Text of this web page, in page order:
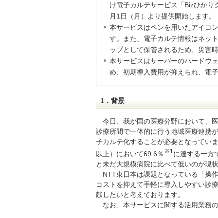
け電子カルテサービス「Bizひか
月1日（月）より提供開始します。
本サービスはペンを用いたアイコ
す。また、電子カルテ情報はネッ
ップとして保管されるため、災害
本サービスはサーバーのハードウ
め、初期導入費用が抑えられ、電
1．背景
今日、我が国の医療分野において、
診療所間で一体的に行う地域医療連携
子カルテ化することが必要となってい
以上）において69.6％ ※1 に達する一方
と未だ大規模病院に比べて低いのが現
NTT東日本は課題となっている「操
コストを抑えて手軽に導入しやすい診
献したいと考えております。
なお、本サービスに関する活用業務